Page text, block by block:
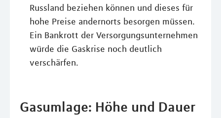
Russland beziehen können und dieses für
hohe Preise andernorts besorgen müssen.
Ein Bankrott der Versorgungsunternehmen
würde die Gaskrise noch deutlich
verschärfen.
Gasumlage: Höhe und Dauer